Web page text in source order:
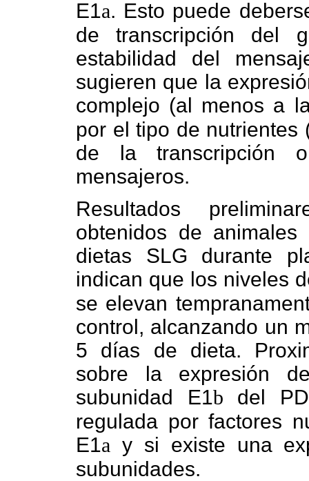
E1a. Esto puede
de transcripción
estabilidad del
sugieren que la
complejo (al menos a
por el tipo de nutrientes
de la transcripción
mensajeros.
Resultados
obtenidos de
dietas SLG durante
indican que los niveles
se elevan
control, alcanzando un
5 días de dieta.
sobre la expresión
subunidad E1b del
regulada por factores
E1a y si existe una
subunidades.